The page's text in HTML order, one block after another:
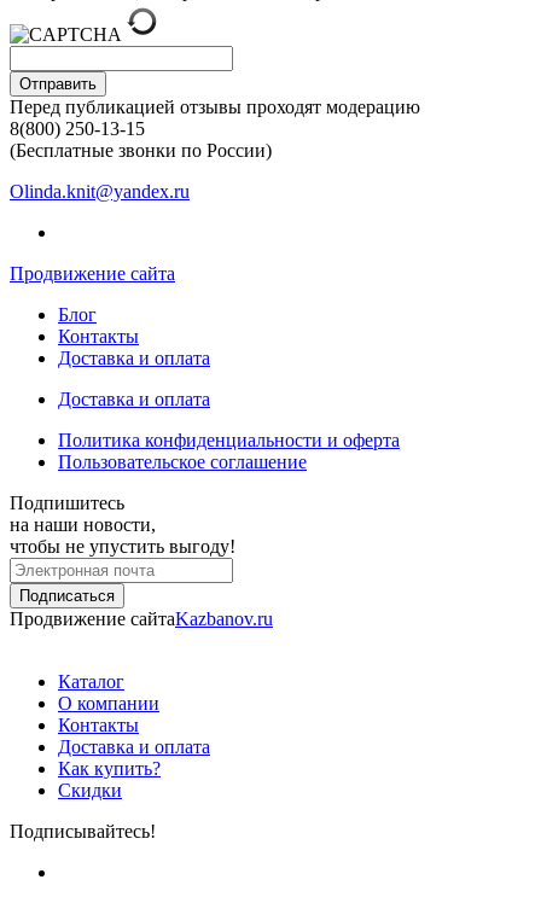
Отправить
Перед публикацией отзывы проходят модерацию
8(800) 250-13-15
(Бесплатные звонки по России)
Olinda.knit@yandex.ru
Продвижение сайта
Блог
Контакты
Доставка и оплата
Доставка и оплата
Политика конфиденциальности и оферта
Пользовательское соглашение
Подпишитесь
на наши новости,
чтобы не упустить выгоду!
Продвижение сайтаKazbanov.ru
Каталог
О компании
Контакты
Доставка и оплата
Как купить?
Скидки
Подписывайтесь!